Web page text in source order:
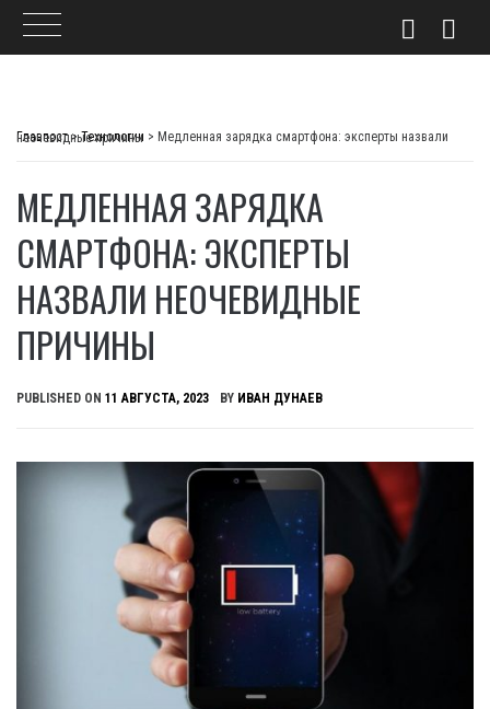
Главпост>Технологии >
Медленная зарядка смартфона: эксперты назвали неочевидные причины
МЕДЛЕННАЯ ЗАРЯДКА
СМАРТФОНА: ЭКСПЕРТЫ
НАЗВАЛИ НЕОЧЕВИДНЫЕ
ПРИЧИНЫ
PUBLISHED ON 11 АВГУСТА, 2023 BY ИВАН ДУНАЕВ